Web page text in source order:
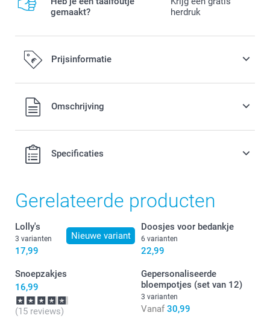
gemaakt?
herdruk
Prijsinformatie
Alle prijzen zijn in EURO (€) inclusief BTW en exclusief
verzendkosten.Omschrijving
Specificaties
Gerelateerde producten
Nieuwe variant
Lolly's
3 varianten
17,99
Doosjes voor bedankje
6 varianten
22,99
Snoepzakjes
16,99
(15 reviews)
Gepersonaliseerde
bloempotjes (set van 12)
3 varianten
Vanaf 30,99